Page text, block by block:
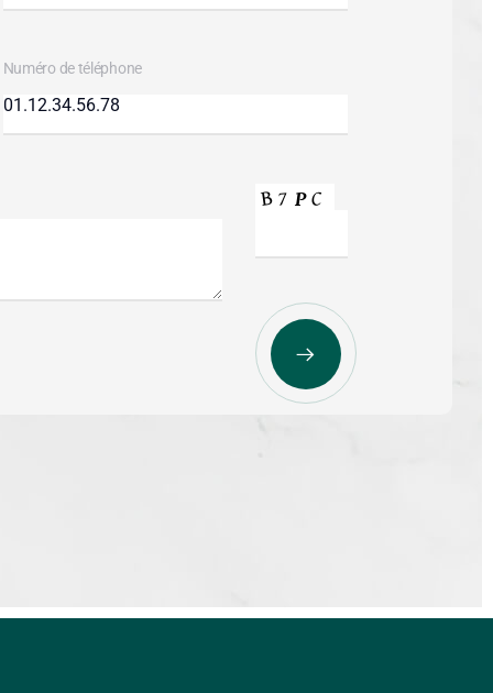
Numéro de téléphone